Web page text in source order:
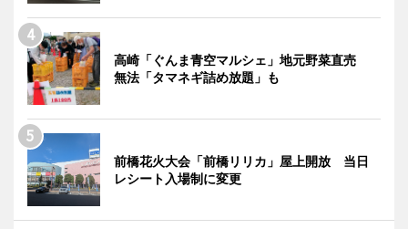
高崎「ぐんま青空マルシェ」地元野菜直売
無法「タマネギ詰め放題」も
前橋花火大会「前橋リリカ」屋上開放 当日
レシート入場制に変更